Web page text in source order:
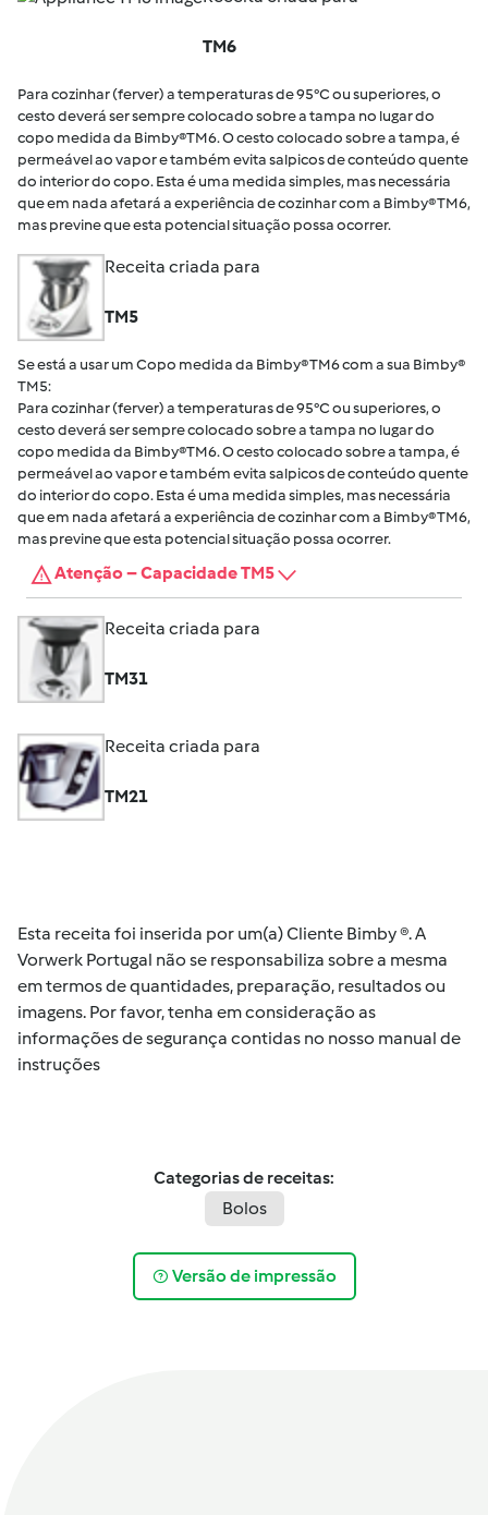
TM6
Para cozinhar (ferver) a temperaturas de 95°C ou superiores, o
cesto deverá ser sempre colocado sobre a tampa no lugar do
copo medida da Bimby®TM6. O cesto colocado sobre a tampa, é
permeável ao vapor e também evita salpicos de conteúdo quente
do interior do copo. Esta é uma medida simples, mas necessária
que em nada afetará a experiência de cozinhar com a Bimby® TM6,
mas previne que esta potencial situação possa ocorrer.
Receita criada para
TM5
Se está a usar um Copo medida da Bimby® TM6 com a sua Bimby®
TM5:
Para cozinhar (ferver) a temperaturas de 95°C ou superiores, o
cesto deverá ser sempre colocado sobre a tampa no lugar do
copo medida da Bimby®TM6. O cesto colocado sobre a tampa, é
permeável ao vapor e também evita salpicos de conteúdo quente
do interior do copo. Esta é uma medida simples, mas necessária
que em nada afetará a experiência de cozinhar com a Bimby® TM6,
mas previne que esta potencial situação possa ocorrer.
Atenção – Capacidade TM5
Receita criada para
TM31
Receita criada para
TM21
Esta receita foi inserida por um(a) Cliente Bimby ®. A
Vorwerk Portugal não se responsabiliza sobre a mesma
em termos de quantidades, preparação, resultados ou
imagens. Por favor, tenha em consideração as
informações de segurança contidas no nosso manual de
instruções
Categorias de receitas:
Bolos
Versão de impressão